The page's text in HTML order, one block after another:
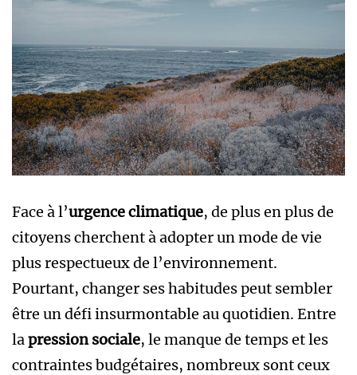
Face à l’urgence climatique, de plus en plus de
citoyens cherchent à adopter un mode de vie
plus respectueux de l’environnement.
Pourtant, changer ses habitudes peut sembler
être un défi insurmontable au quotidien. Entre
la pression sociale, le manque de temps et les
contraintes budgétaires, nombreux sont ceux